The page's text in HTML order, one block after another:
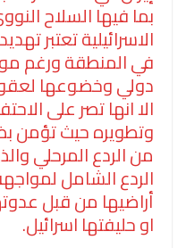
بما فيها السلاح
الاسرائيلية تعتبر
في المنطقة ورغم
دولي وخضوعها
الا انها تصر على
وتطويره حيث تؤمن
من الردع المرحلي
الردع الشامل
أراضيها من قبل
او حليفتها اسرائيل.